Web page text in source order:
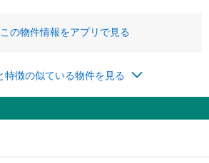
分）を入力してください。
は金融機関によって異なります。
この物件情報をアプリで見る
特徴の似ている物件を見る